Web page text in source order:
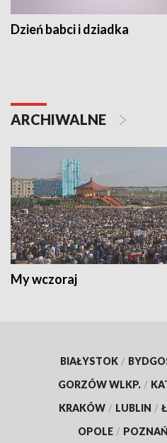
Dzień babci i dziadka
ARCHIWALNE
My wczoraj
BIAŁYSTOK /
GORZÓW WLKP. /
KRAKÓW / LUBLIN /
OPOLE / POZNAŃ